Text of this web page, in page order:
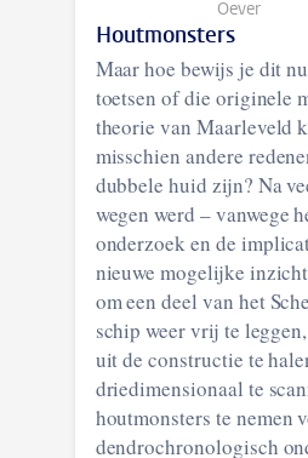
Oever
Houtmonsters
Maar hoe bewijs je dit
toetsen of die originele
theorie van Maarleveld
misschien andere
dubbele huid zijn? Na
wegen werd – vanwege
onderzoek en de
nieuwe mogelijke
om een deel van het
schip weer vrij te
uit de constructie te
driedimensionaal te
houtmonsters te nemen
dendrochronologisch